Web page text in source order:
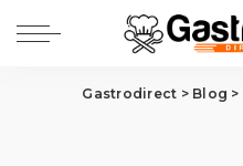
Gastrodirect > Blog >